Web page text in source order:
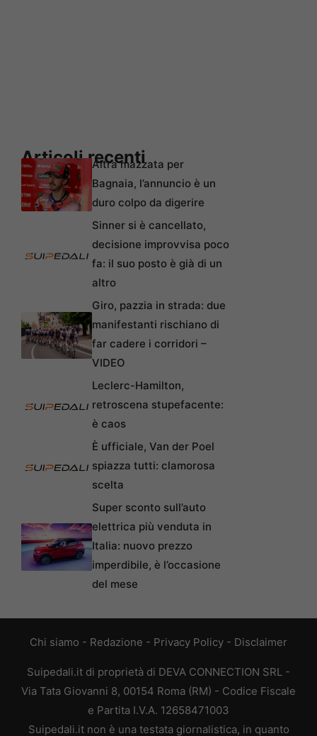
Articoli recenti
Altra mazzata per
Bagnaia, l’annuncio è un
duro colpo da digerire
Sinner si è cancellato,
decisione improvvisa poco
fa: il suo posto è già di un
altro
Giro, pazzia in strada: due
manifestanti rischiano di
far cadere i corridori –
VIDEO
Leclerc-Hamilton,
retroscena stupefacente:
è caos
È ufficiale, Van der Poel
spiazza tutti: clamorosa
scelta
Super sconto sull’auto
elettrica più venduta in
Italia: nuovo prezzo
imperdibile, è l’occasione
del mese
Chi siamo - Redazione - Privacy Policy - Disclaimer
Suipedali.it di proprietà di DEVA CONNECTION SRL -
Via Tata Giovanni 8, 00154 Roma (RM) - Codice Fiscale
e Partita I.V.A. 12658471003
Suipedali.it non è una testata giornalistica, in quanto